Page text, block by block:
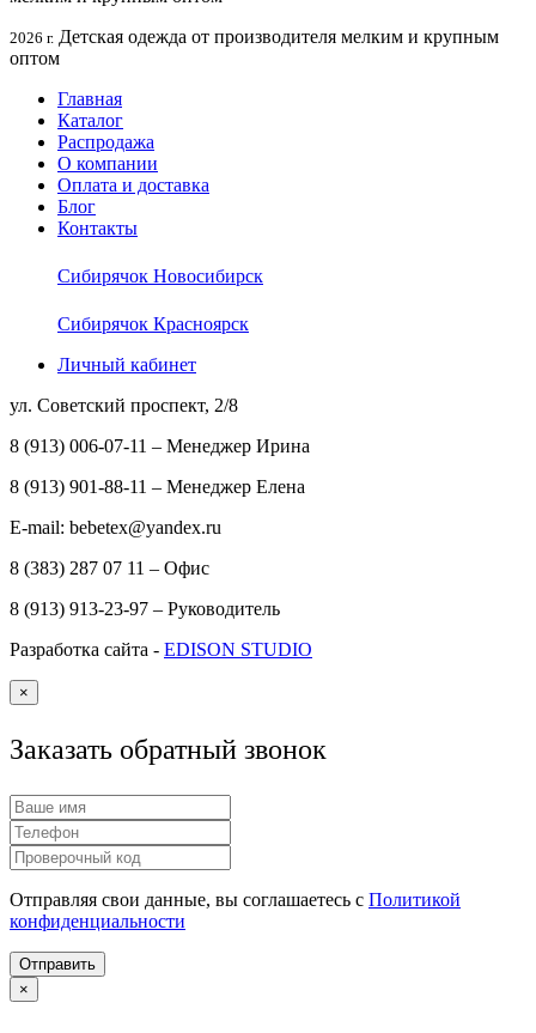
2026 г. Детская одежда от производителя мелким и крупным
оптом
Главная
Каталог
Распродажа
О компании
Оплата и доставка
Блог
Контакты
Сибирячок Новосибирск
Сибирячок Красноярск
Личный кабинет
ул. Советский проспект, 2/8
8 (913) 006-07-11 – Менеджер Ирина
8 (913) 901-88-11 – Менеджер Елена
E-mail: bebetex@yandex.ru
8 (383) 287 07 11 – Офис
8 (913) 913-23-97 – Руководитель
Разработка сайта - EDISON STUDIO
×
Заказать обратный звонок
Отправляя свои данные, вы соглашаетесь с Политикой
конфиденциальности
Отправить
×